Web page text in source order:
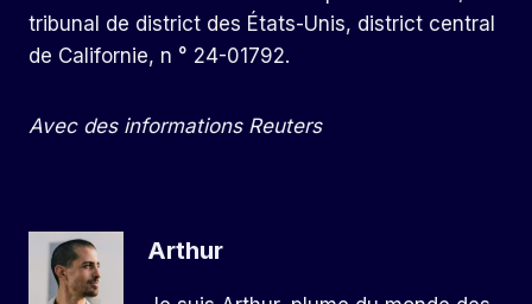
tribunal de district des États-Unis, district central
de Californie, n ° 24-01792.
Avec des informations Reuters
Arthur